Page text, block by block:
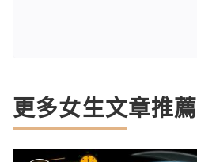
更多女生文章推薦